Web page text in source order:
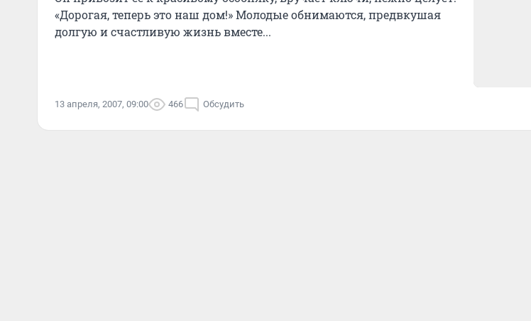
«Дорогая, теперь это наш дом!» Молодые обнимаются, предвкушая
долгую и счастливую жизнь вместе...
13 апреля, 2007, 09:00 466 Обсудить